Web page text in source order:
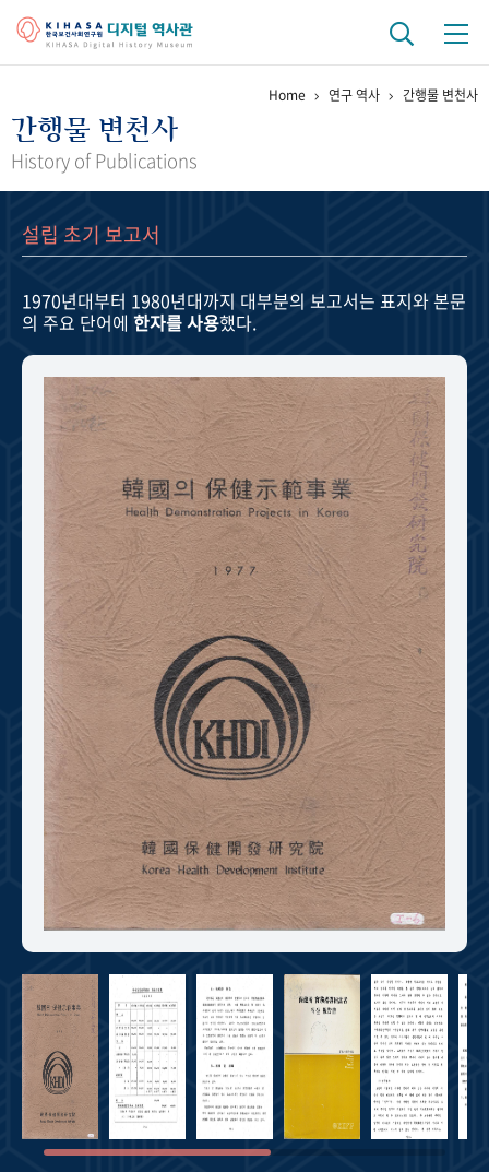
걸어온 길 기관 변천사
정책과 연구 키워드로 보는 연구 역사
연구자들
기록물 아카이브
사진 아카이브 문서 기록물 행정박물 영상 기록물
주년 기념
성과 50선 숫자로 보는 50년 50+1주년 광장
세계와 함께 한 KIHASA
VR 역사관
Home 연구 역사 간행물 변천사
간행물 변천사
History of Publications
설립 초기 보고서
1970년대부터 1980년대까지 대부분의 보고서는 표지와 본문
의 주요 단어에 한자를 사용했다.